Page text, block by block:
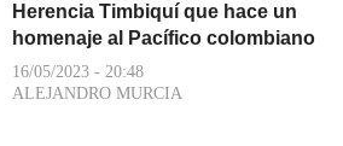
Herencia Timbiquí que hace un
homenaje al Pacífico colombiano
16/05/2023 - 20:48
ALEJANDRO MURCIA